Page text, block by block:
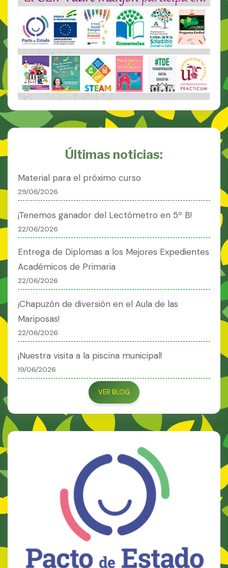
Últimas noticias:
Material para el próximo curso
29/06/2026
¡Tenemos ganador del Lectómetro en 5º B!
22/06/2026
Entrega de Diplomas a los Mejores Expedientes
Académicos de Primaria
22/06/2026
¡Chapuzón de diversión en el Aula de las
Mariposas!
22/06/2026
¡Nuestra visita a la piscina municipal!
19/06/2026
VER BLOG